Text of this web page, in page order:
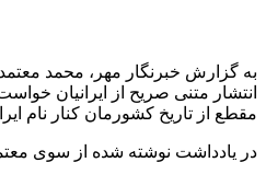
به گزارش خبرنگار مهر، محمد
انتشار متنی صریح از ایرانیان
مقطع از تاریخ کشورمان کنار نام
در یادداشت نوشته شده از سوی